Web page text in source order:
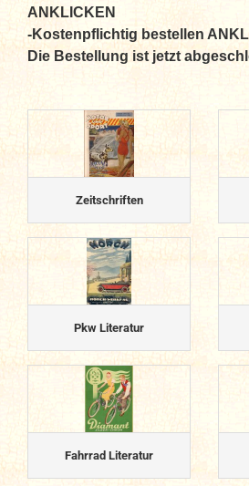
ANKLICKEN
-Kostenpflichtig bestellen
Die Bestellung ist jetzt
Zeitschriften
Pkw Literatur
Fahrrad Literatur